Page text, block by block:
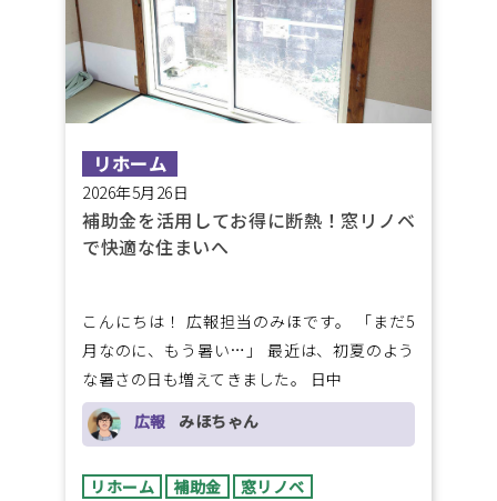
リホーム
2026年5月26日
補助金を活用してお得に断熱！窓リノベ
で快適な住まいへ
こんにちは！ 広報担当のみほです。 「まだ5
月なのに、もう暑い…」 最近は、初夏のよう
な暑さの日も増えてきました。 日中
広報
みほちゃん
リホーム 補助金
窓リノベ